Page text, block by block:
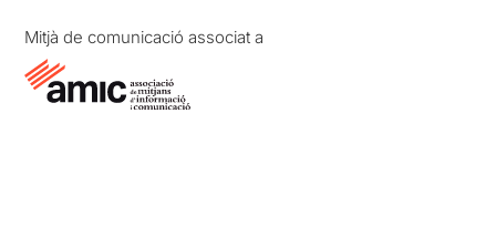
Mitjà de comunicació associat a